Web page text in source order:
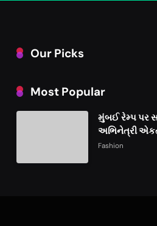
Our Picks
Most Popular
મુંબઈ રેમ્પ પર
અભિનેત્રી
વીકમાં પોતાની
Fashion